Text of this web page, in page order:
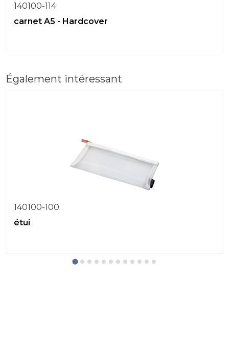
140100-114
carnet A5 - Hardcover
Également intéressant
140100-100
étui